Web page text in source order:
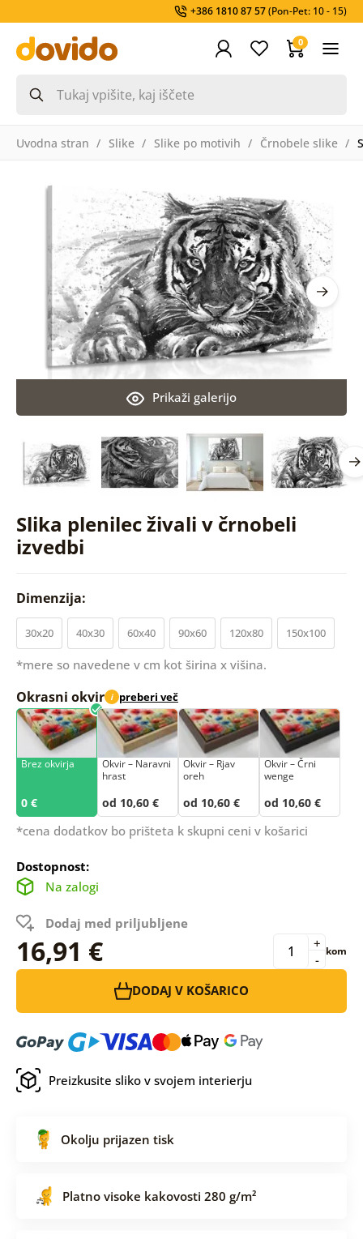
+386 1810 87 57(Pon-Pet: 10 - 15)
0
Uvodna stran Slike Slike po motivih Črnobele slike
Slika plenilec živali v črnobeli
izvedbi
Prikaži galerijo
Dimenzija:
30x20 40x30 60x40 90x60 120x80 150x100
*mere so navedene v cm kot širina x višina.
Okrasni okvir i preberi več
Brez okvirja
0 €
Okvir – Naravni
hrast
od 10,60 €
Okvir – Rjav
oreh
od 10,60 €
Okvir – Črni
wenge
od 10,60 €
*cena dodatkov bo prišteta k skupni ceni v košarici
Dostopnost:
Na zalogi
Dodaj med priljubljene
16,91 € -
+ kom
DODAJ V KOŠARICO
Preizkusite sliko v svojem interierju
Okolju prijazen tisk
Platno visoke kakovosti 280 g/m²